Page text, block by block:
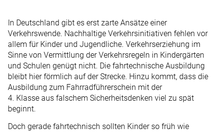
In Deutschland gibt es erst zarte Ansätze einer
Verkehrswende. Nachhaltige Verkehrsinitiativen fehlen vor
allem für Kinder und Jugendliche. Verkehrserziehung im
Sinne von Vermittlung der Verkehrsregeln in Kindergärten
und Schulen genügt nicht. Die fahrtechnische Ausbildung
bleibt hier förmlich auf der Strecke. Hinzu kommt, dass die
Ausbildung zum Fahrradführerschein mit der
4. Klasse aus falschem Sicherheitsdenken viel zu spät
beginnt.
Doch gerade fahrtechnisch sollten Kinder so früh wie